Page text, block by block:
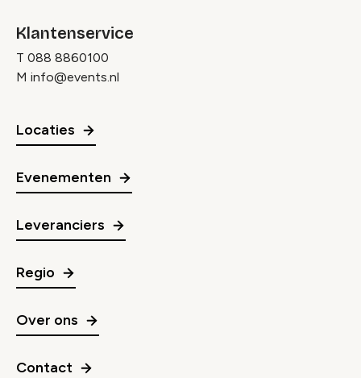
Klantenservice
T 088 8860100
M info@events.nl
Locaties
Evenementen
Leveranciers
Regio
Over ons
Contact